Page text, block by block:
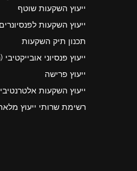
ייעוץ השקעות שוטף
ייעוץ השקעות לפנסיונרים
תכנון תיק השקעות
ייעוץ פנסיוני
ייעוץ פרישה
ייעוץ השקעות
רשימת שרותי ייעוץ